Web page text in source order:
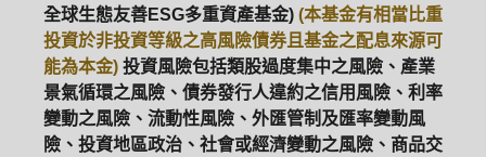
全球生態友善ESG多重資產基金) (本基金有相當比重
投資於非投資等級之高風險債券且基金之配息來源可
能為本金) 投資風險包括類股過度集中之風險、產業
景氣循環之風險、債券發行人違約之信用風險、利率
變動之風險、流動性風險、外匯管制及匯率變動風
險、投資地區政治、社會或經濟變動之風險、商品交